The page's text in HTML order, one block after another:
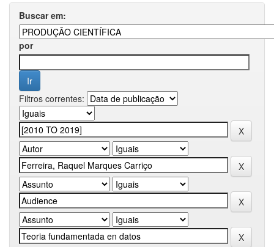
Buscar em:
por
Filtros correntes: